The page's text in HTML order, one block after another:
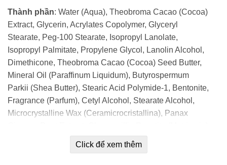
Thành phần: Water (Aqua), Theobroma Cacao (Cocoa)
Extract, Glycerin, Acrylates Copolymer, Glyceryl
Stearate, Peg-100 Stearate, Isopropyl Lanolate,
Isopropyl Palmitate, Propylene Glycol, Lanolin Alcohol,
Dimethicone, Theobroma Cacao (Cocoa) Seed Butter,
Mineral Oil (Paraffinum Liquidum), Butyrospermum
Parkii (Shea Butter), Stearic Acid Polymide-1, Bentonite,
Fragrance (Parfum), Cetyl Alcohol, Stearate Alcohol,
Microcrystalline Wax (Ceramicrocristallina), Panax
Flower Extract, Camellia Sinensis Leaf Extract,
Tocopheryl Acetate, Soluble Collagen, Hydrolyzed
Click để xem thêm